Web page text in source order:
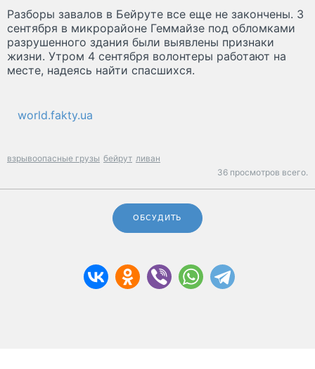
Разборы завалов в Бейруте все еще не закончены. 3
сентября в микрорайоне Геммайзе под обломками
разрушенного здания были выявлены признаки
жизни. Утром 4 сентября волонтеры работают на
месте, надеясь найти спасшихся.
world.fakty.ua
взрывоопасные грузы бейрут ливан
36 просмотров всего.
ОБСУДИТЬ